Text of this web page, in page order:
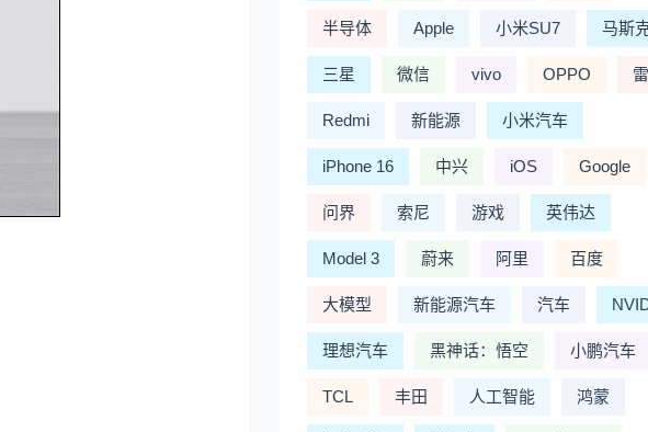
半导体 Apple 小米SU7 马斯
三星 微信 vivo OPPO
Redmi 新能源 小米汽车
iPhone 16 中兴 iOS Google
问界 索尼 游戏 英伟达
Model 3 蔚来 阿里 百度
大模型 新能源汽车 汽车
理想汽车 黑神话：悟空 小鹏汽车
TCL 丰田 人工智能 鸿蒙